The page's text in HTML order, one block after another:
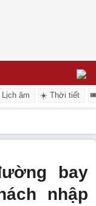
Lịch âm ☀️ Thời tiết
bay
nhập